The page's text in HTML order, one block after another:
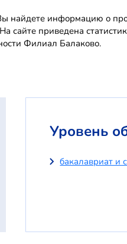
информацию о
сайте приведена
Филиал Балаково.
Уровень
бакалавриат и